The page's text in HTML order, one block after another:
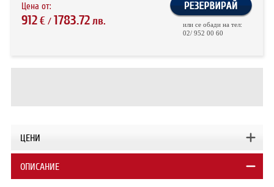
Цена от:
912€/ 1783.72лв.
или се обади на тел:
02/ 952 00 60
ЦЕНИ
ОПИСАНИЕ